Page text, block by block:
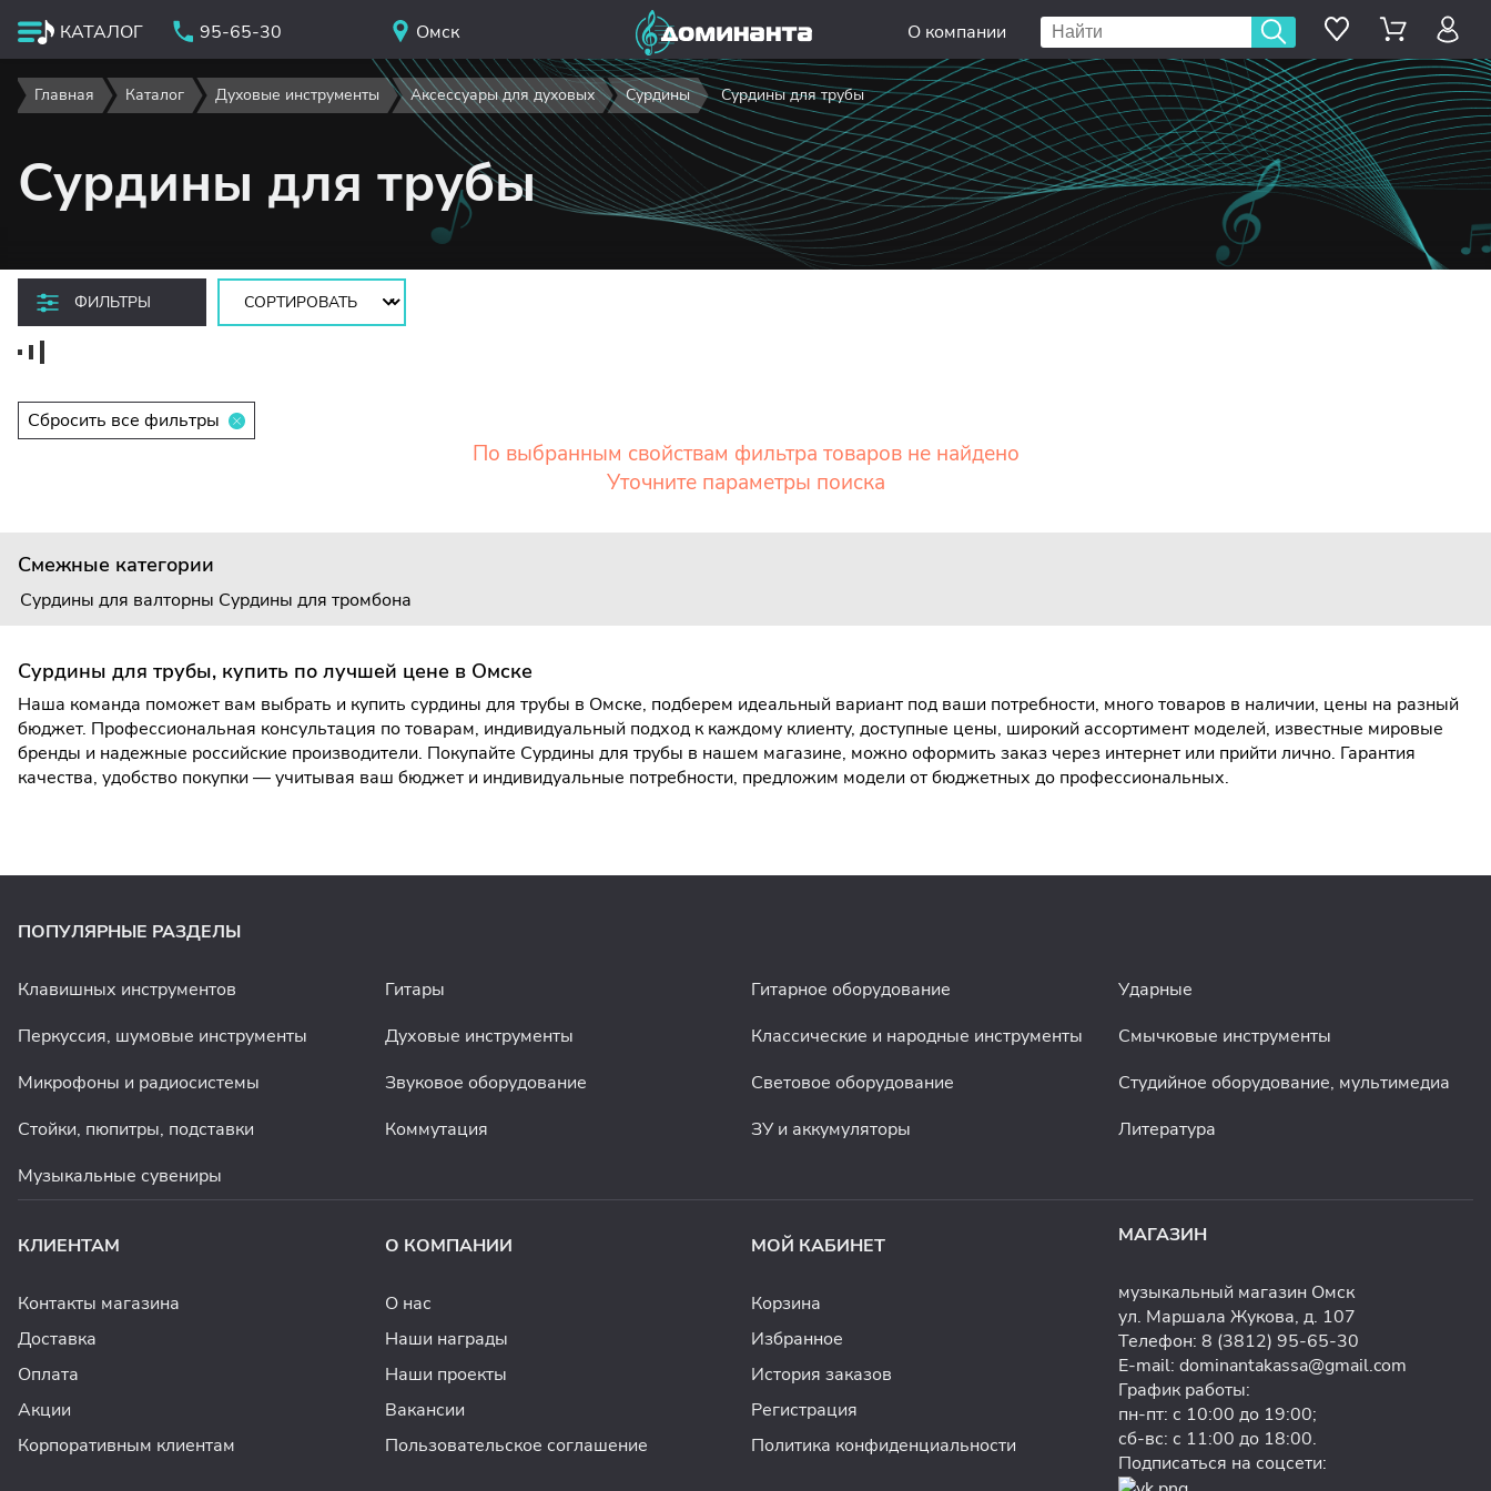
КАТАЛОГ 95-65-30 Омск О компании
Главная Каталог Духовые инструменты Аксессуары для духовых Сурдины Сурдины для трубы
Сурдины для трубы
ФИЛЬТРЫ
Сбросить все фильтры
По выбранным свойствам фильтра товаров не найдено
Уточните параметры поиска
Смежные категории
Сурдины для валторны Сурдины для тромбона
Сурдины для трубы, купить по лучшей цене в Омске
Наша команда поможет вам выбрать и купить сурдины для трубы в Омске, подберем идеальный вариант под ваши потребности, много товаров в наличии, цены на разный
бюджет. Профессиональная консультация по товарам, индивидуальный подход к каждому клиенту, доступные цены, широкий ассортимент моделей, известные мировые
бренды и надежные российские производители. Покупайте Сурдины для трубы в нашем магазине, можно оформить заказ через интернет или прийти лично. Гарантия
качества, удобство покупки — учитывая ваш бюджет и индивидуальные потребности, предложим модели от бюджетных до профессиональных.
ПОПУЛЯРНЫЕ РАЗДЕЛЫ
Клавишных инструментов Гитары Гитарное оборудование
Ударные
Перкуссия, шумовые инструменты
Духовые инструменты Классические и народные инструменты
Смычковые инструменты
Микрофоны и радиосистемы
Звуковое оборудование Световое оборудование
Студийное оборудование, мультимедиа
Стойки, пюпитры, подставки
Коммутация ЗУ и аккумуляторы
Литература
Музыкальные сувениры
КЛИЕНТАМ
Контакты магазина
Доставка
Оплата
Акции
Корпоративным клиентам
О КОМПАНИИ
О нас
Наши награды
Наши проекты
Вакансии
Пользовательское соглашение
МОЙ КАБИНЕТ
Корзина
Избранное
История заказов
Регистрация
Политика конфиденциальности
МАГАЗИН
музыкальный магазин Омск
ул. Маршала Жукова, д. 107
Телефон: 8 (3812) 95-65-30
E-mail: dominantakassa@gmail.com
График работы:
пн-пт: с 10:00 до 19:00;
сб-вс: с 11:00 до 18:00.
Подписаться на соцсети: